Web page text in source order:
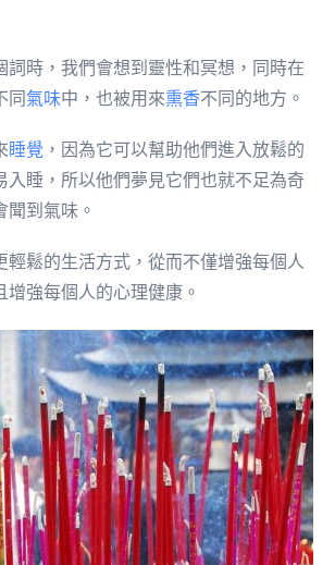
詞時，我們會想到靈性和冥想，同時在
同 氣味中，也被用來熏香不同的地方。
睡覺 ，因為它可以幫助他們進入放鬆的
入睡，所以他們夢見它們也就不足為奇
聞到氣味。
輕鬆的生活方式，從而不僅增強每個人
增強每個人的心理健康。